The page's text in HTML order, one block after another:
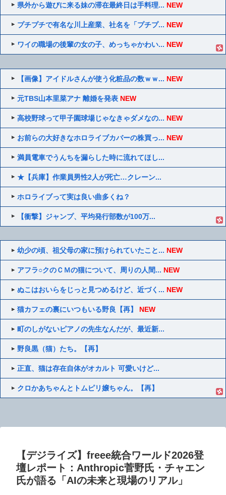
県外から遊びに来る妹の滞在最終日は手料理... NEW
プチプチで有名な川上産業、社名を「プチプ... NEW
ワイの職場の後輩の女の子、めっちゃかわい... NEW
【画像】アイドルさんが使う化粧品の数ｗｗ... NEW
元TBS山本里菜アナ 離婚を発表 NEW
高校野球って甲子園球場じゃなきゃダメなの... NEW
お前らの大好きなホロライブカバーの株買っ... NEW
満員電車でうんちを漏らした時に流れてほし...
★【兵庫】作業員男性2人が死亡…クレーン...
ホロライブって実は良い曲多くね？
【衝撃】ジャンプ、平均発行部数が100万...
幼少の頃、祖父母の家に預けられていたこと... NEW
アフラ○クのＣＭの猫について、周りの人間... NEW
ぬこはおいらをじっと見つめるけど、近づく... NEW
猫カフェの裏にいつもいる野良【再】 NEW
町のしがないピアノの先生なんだが、最近新...
野良黒（猫）たち。【再】
正直、猫は存在自体がオカルト 可愛いけど...
クロかあちゃんとトムピリ嬢ちゃん。【再】
【デジライズ】freee統合ワールド2026登
壇レポート：Anthropic菅野氏・チャエン
氏が語る「AIの未来と現場のリアル」